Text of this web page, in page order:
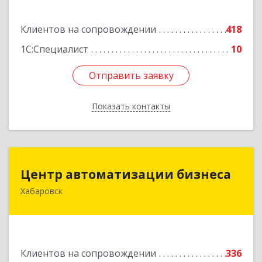
Клиентов на сопровождении
418
1С:Специалист
10
Отправить заявку
Показать контакты
Отправить заявку
Назад
Центр автоматизации бизнеса
Хабаровск
Клиентов на сопровождении
336
Центр автоматизации бизнеса
680030, Хабаровский край, Хабаровск г, Ленина